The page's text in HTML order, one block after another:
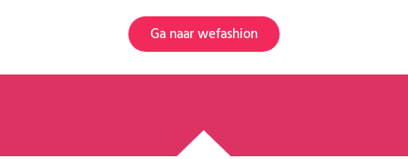
Ga naar wefashion